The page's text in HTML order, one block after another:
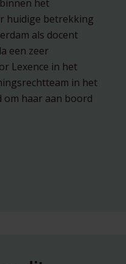
het
huidige betrekking
als docent
een zeer
Lexence in het
in het
om haar aan boord